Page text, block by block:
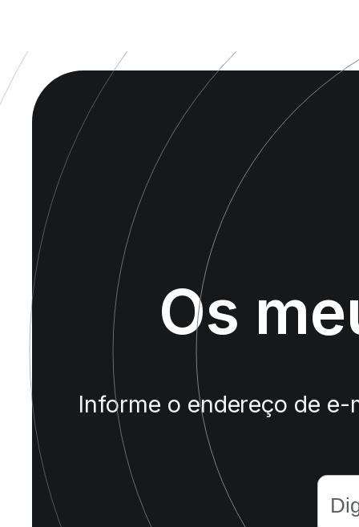
Os
Informe o endereço de